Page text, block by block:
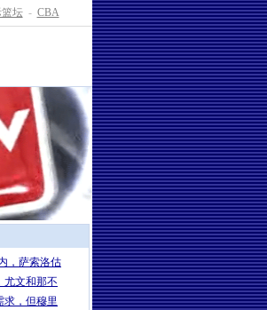
篮坛 - CBA
，萨索洛估
尤文和那不
求，但穆里